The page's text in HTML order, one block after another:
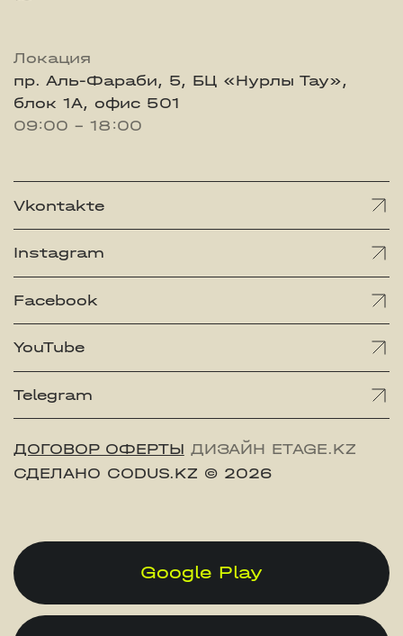
Локация
пр. Аль-Фараби, 5, БЦ «Нурлы Тау»,
блок 1А, офис 501
09:00 - 18:00
Vkontakte
Instagram
Facebook
YouTube
Telegram
ДОГОВОР ОФЕРТЫ ДИЗАЙН ETAGE.KZ
СДЕЛАНО CODUS.KZ © 2026
Google Play